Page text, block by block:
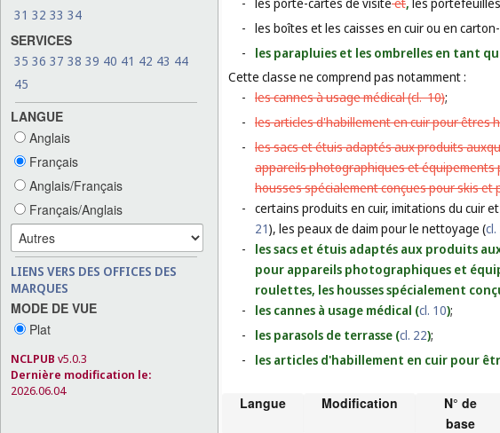
31 32 33 34
SERVICES
35 36 37 38 39 40 41 42 43 44
45
LANGUE
Anglais
Français
Anglais/Français
Français/Anglais
LIENS VERS DES OFFICES DES
MARQUES
MODE DE VUE
Plat
NCLPUB v5.0.3
Dernière modification le:
2026.06.04
- les boîtes et les caisses en cuir ou en
-
les parapluies et les ombrelles en tant
Cette classe ne comprend pas notamment :
- les cannes à usage médical (cl. 10);
- les articles d'habillement en cuir pour êtres
- les sacs et étuis adaptés aux produits
appareils photographiques et équipements
housses spécialement conçues pour skis et
- certains produits en cuir, imitations du cuir
21), les peaux de daim pour le nettoyage (cl.
-
les sacs et étuis adaptés aux produits
pour appareils photographiques et
roulettes, les housses spécialement
-
les cannes à usage médical (cl. 10);
-
les parasols de terrasse (cl. 22);
-
les articles d'habillement en cuir pour
Langue Modification
N° de
base